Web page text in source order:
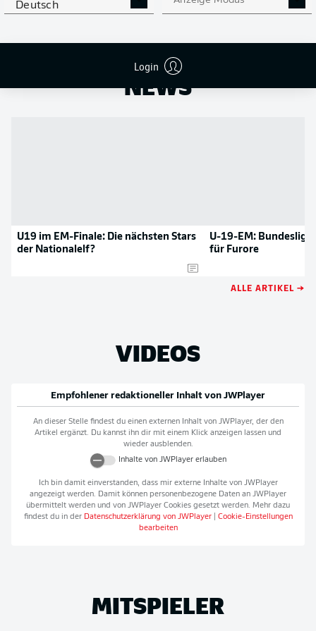
Deutsch
Login
NOCH MEHR BUNDESLIGA
IN DER APP!
NEWS
U19 im EM-Finale: Die nächsten Stars
der Nationalelf?
U-19-EM:
für Furore
ALLE ARTIKEL →
VIDEOS
Empfohlener redaktioneller Inhalt von JWPlayer
An dieser Stelle findest du einen externen Inhalt von JWPlayer, der den
Artikel ergänzt. Du kannst ihn dir mit einem Klick anzeigen lassen und
wieder ausblenden.
Inhalte von JWPlayererlauben
Ich bin damit einverstanden, dass mir externe Inhalte von JWPlayer
angezeigt werden. Damit können personenbezogene Daten an JWPlayer
übermittelt werden und von JWPlayer Cookies gesetzt werden. Mehr dazu
findest du in der Datenschutzerklärung von JWPlayer| Cookie-Einstellungen
bearbeiten
MITSPIELER